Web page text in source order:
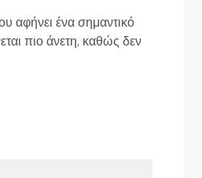
αφήνει ένα σημαντικό
πιο άνετη, καθώς δεν